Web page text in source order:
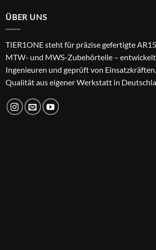
ÜBER UNS
TIER1ONE steht für präzise gefertigte
MTW- und MWS-Zubehörteile –
Ingenieuren und geprüft von Einsatzkräften.
Qualität aus eigener Werkstatt in